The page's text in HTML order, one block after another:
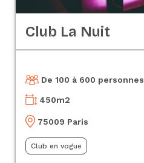
Club La Nuit
De 100 à 600 personnes
450m2
75009 Paris
Club en vogue